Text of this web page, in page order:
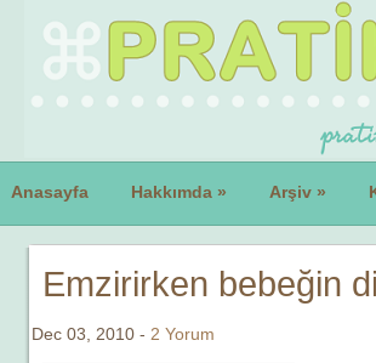
Anasayfa Hakkımda » Arşiv »
Emzirirken bebeğin
Dec 03, 2010 - 2 Yorum